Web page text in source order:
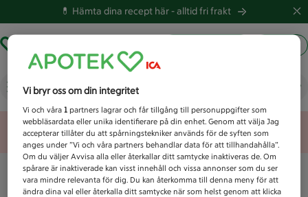
💊 Hämta dina recept här -alltid fri frakt
Vad letar du efter idag?
Unknown error
Vi bryr oss om din integritet
Vi och våra1 partners lagrar och får tillgång till personuppgifter som
webbläsardata eller unika identifierare på din enhet. Genom att välja Jag
accepterar tillåter du att spårningstekniker används för de syften som
anges under ”Vi och våra partners behandlar data för att tillhandahålla”.
Om du väljer Avvisa alla eller återkallar ditt samtycke inaktiveras de. Om
spårare är inaktiverade kan visst innehåll och vissa annonser som du ser
vara mindre relevanta för dig. Du kan återkomma till denna meny för att
ändra dina val eller återkalla ditt samtycke när som helst genom att klicka